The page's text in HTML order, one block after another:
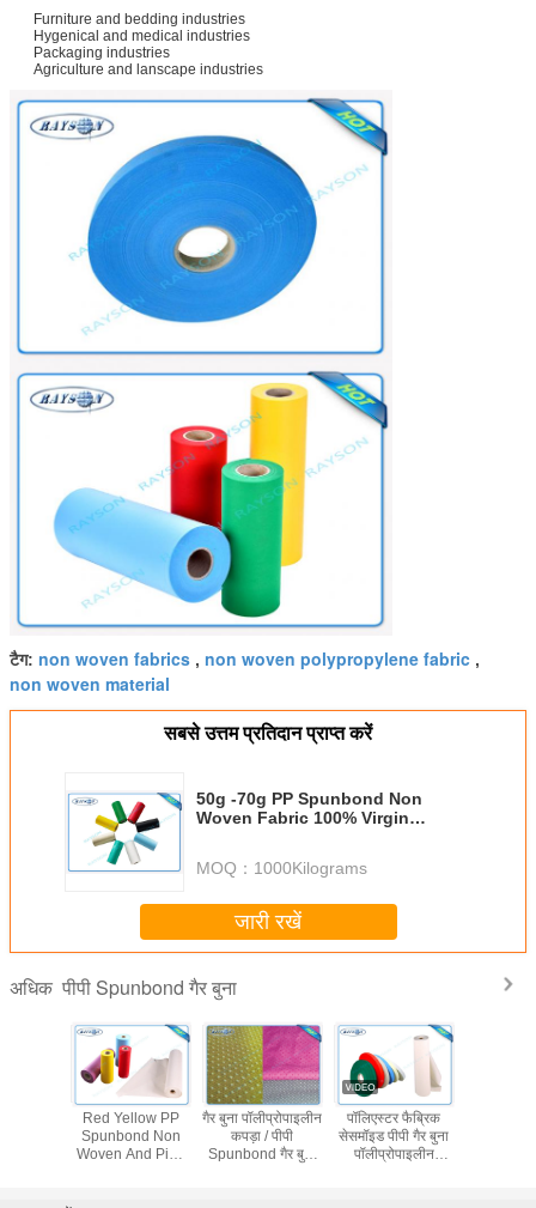
Furniture and bedding industries
Hygenical and medical industries
Packaging industries
Agriculture and lanscape industries
टैग: non woven fabrics , non woven polypropylene fabric ,
non woven material
सबसे उत्तम प्रतिदान प्राप्त करें
50g -70g PP Spunbond Non
Woven Fabric 100% Virgin
MOQ： 1000Kilograms
जारी रखें
अधिक पीपी Spunbond गैर बुना
Red Yellow PP
Spunbond Non
Woven And Pink
गैर बुना पॉलीप्रोपाइलीन
कपड़ा / पीपी
Spunbond गैर बुना
पॉलिएस्टर फैब्रिक
सेसमॉइड पीपी गैर बुना
पॉलीप्रोपाइलीन